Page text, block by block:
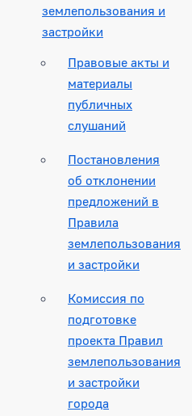
землепользования и
застройки
Правовые акты и
материалы
публичных
слушаний
Постановления
об отклонении
предложений в
Правила
землепользования
и застройки
Комиссия по
подготовке
проекта Правил
землепользования
и застройки
города